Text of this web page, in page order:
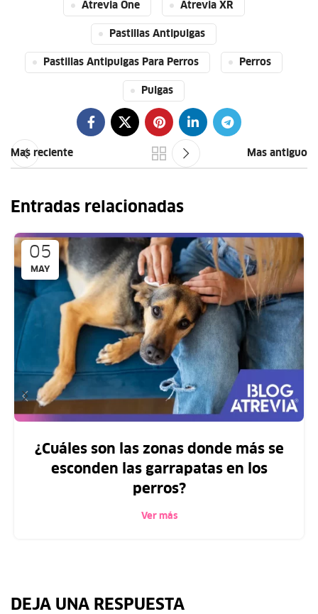
Atrevia One Atrevia XR
Pastillas Antipulgas
Pastillas Antipulgas Para Perros Perros
Pulgas
Mas reciente Mas antiguo
Entradas relacionadas
05
MAY
¿Cuáles son las zonas donde más se
esconden las garrapatas en los
perros?
Ver más
DEJA UNA RESPUESTA